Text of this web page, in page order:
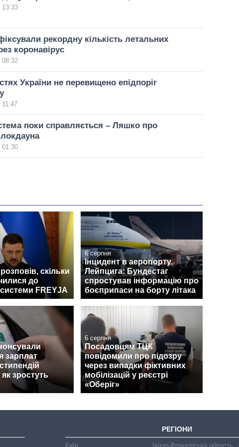
13:33
рекордну кількість летальних
коронавірус
08:32
України не перевищено епідпоріг
11:47
поки справляється – Ляшко про
01:30
скільки
до
FREYJA
6 серпня
Інцидент в аеропорту
Лейпцига: Бундестаг
спростував інформацію про
боєприпаси на борту літака
зарплат
зростуть
6 серпня
Посадовцям ТЦК
повідомили про підозру
через випадки фіктивних
мобілізацій у реєстрі
«Оберіг»
РЕГІОНИ
Київ Івано-Франківська область